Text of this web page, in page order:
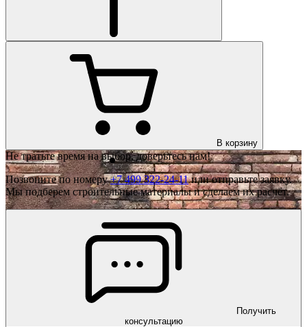
В корзину
Не тратьте время на выбор, доверьтесь нам!
Позвоните по номеру+7 499 322-24-11или отправьте заявку.
Мы подберем строительные материалы и сделаем их расчёт.
Получить
консультацию